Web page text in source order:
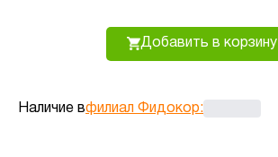
Добавить в корзину
Наличие вфилиал Фидокор: